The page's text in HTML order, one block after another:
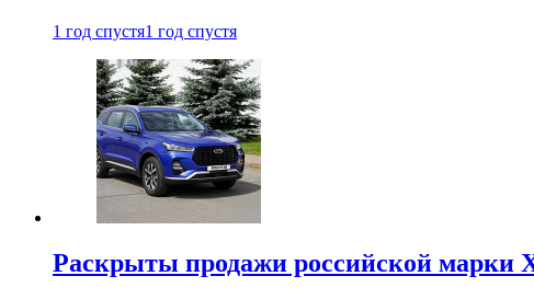
1 год спустя1 год спустя
Раскрыты продажи российской марки